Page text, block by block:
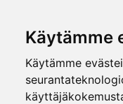
Käytämme
Käytämme